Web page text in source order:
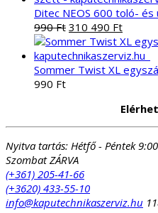
Ditec NEOS 600 toló-
990Ft Original
price
was:
354
310 490 FtCurrent
price
is:
310
Sommer Twist XL
990 Ft
Nyitva tartás: Hétfő - Péntek
Szombat ZÁRVA
(+361) 205-41-66
(+3620) 433-55-10
info@kaputechnikaszerviz.hu